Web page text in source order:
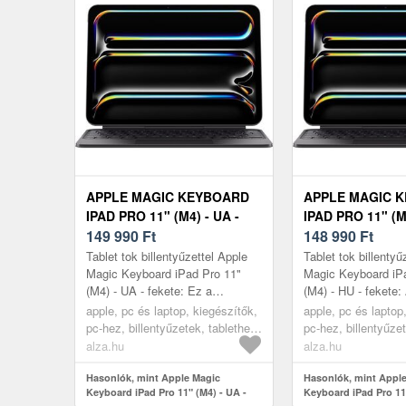
APPLE MAGIC KEYBOARD
IPAD PRO 11" (M4) - UA -
FEKETE
149 990 Ft
Tablet tok billentyűzettel Apple
Magic Keyboard iPad Pro 11"
(M4) - UA - fekete: Ez a
praktikus és elegáns Apple tablet
tok billentyűzettel lehetőv...
apple, pc és laptop, kiegészítők,
pc-hez, billentyűzetek, tablethez
és telefonhoz
alza.hu
Hasonlók, mint Apple Magic
Keyboard iPad Pro 11" (M4) - UA -
APPLE MAGIC
IPAD PRO 11"
FEKETE
148 990 Ft
Tablet tok
Magic Keyboard
(M4) - HU -
11" (M4)
Apple Magic
apple, pc és
pc-hez,
és telefonhoz
alza.hu
Hasonlók, mint
Keyboard iPad Pro